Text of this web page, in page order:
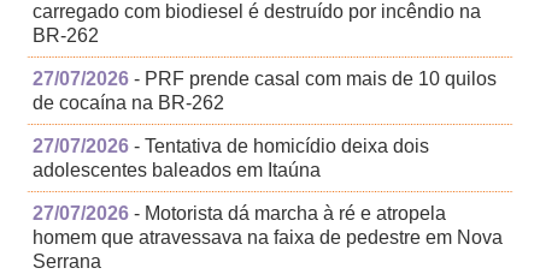
carregado com biodiesel é destruído por incêndio na
BR-262
27/07/2026 - PRF prende casal com mais de 10 quilos
de cocaína na BR-262
27/07/2026 - Tentativa de homicídio deixa dois
adolescentes baleados em Itaúna
27/07/2026 - Motorista dá marcha à ré e atropela
homem que atravessava na faixa de pedestre em Nova
Serrana